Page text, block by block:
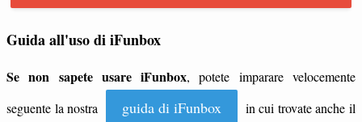
Guida all'uso di iFunbox
Se non sapete usare iFunbox, potete imparare velocemente
seguente la nostra
guida di iFunbox
in cui trovate anche il